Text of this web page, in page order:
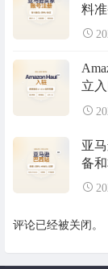
料
立
亚
备
评论已经被关闭。